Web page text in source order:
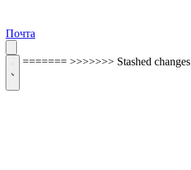
Почта
======= >>>>>>> Stashed changes